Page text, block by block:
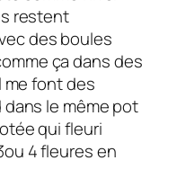
restent
des boules
ça dans des
me font des
dans le même pot
qui fleuri
4 fleures en